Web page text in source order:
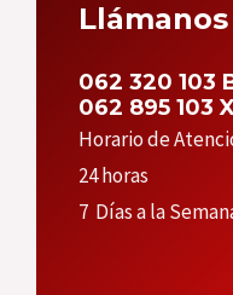
Llámanos
062 320 103
062 895 103
Horario de
24 horas
7 Días a la